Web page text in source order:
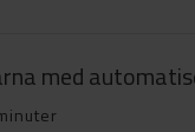
med